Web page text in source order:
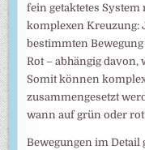
fein getaktetes
komplexen Kreuzung:
bestimmten
Rot – abhängig davon,
Somit können
zusammengesetzt
wann auf grün oder
Bewegungen im Detail